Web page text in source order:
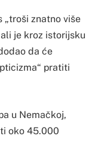
„troši znatno više
je kroz istorijsku
da će
pratiti
u Nemačkoj,
oko 45.000